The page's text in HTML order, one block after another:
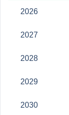
2026
2027
2028
2029
2030